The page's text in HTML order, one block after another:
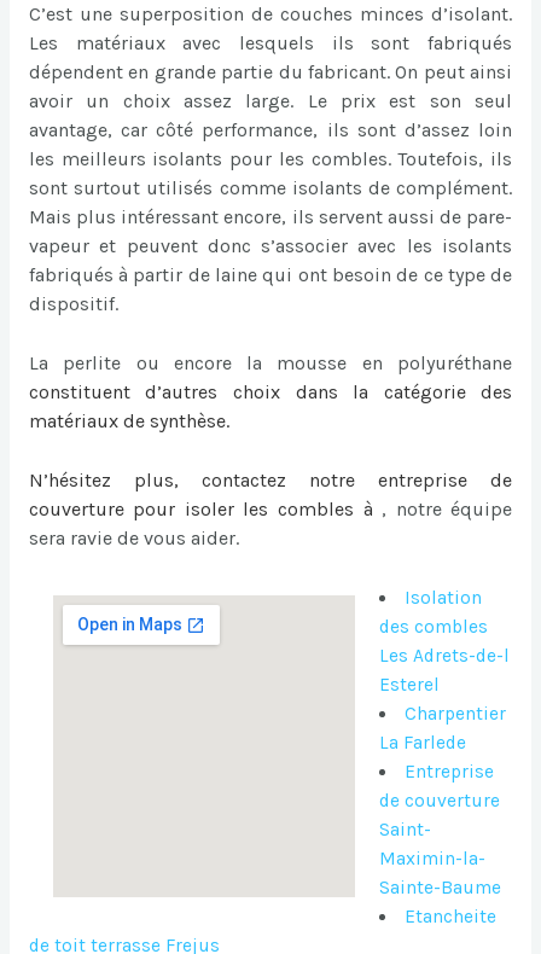
C’est une superposition de couches minces d’isolant.
Les matériaux avec lesquels ils sont fabriqués
dépendent en grande partie du fabricant. On peut ainsi
avoir un choix assez large. Le prix est son seul
avantage, car côté performance, ils sont d’assez loin
les meilleurs isolants pour les combles. Toutefois, ils
sont surtout utilisés comme isolants de complément.
Mais plus intéressant encore, ils servent aussi de pare-
vapeur et peuvent donc s’associer avec les isolants
fabriqués à partir de laine qui ont besoin de ce type de
dispositif.
La perlite ou encore la mousse en polyuréthane
constituent d’autres choix dans la catégorie des
matériaux de synthèse.
N’hésitez plus, contactez notre entreprise de
couverture pour isoler les combles à , notre équipe
sera ravie de vous aider.
Isolation
des combles
Les Adrets-de-l
Esterel
Charpentier
La Farlede
Entreprise
de couverture
Saint-
Maximin-la-
Sainte-Baume
Etancheite
de toit terrasse Frejus